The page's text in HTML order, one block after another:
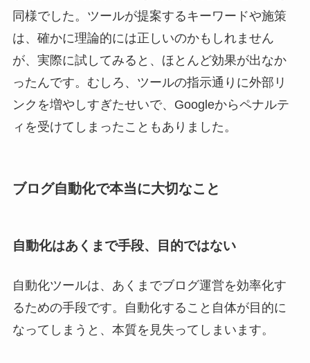
同様でした。ツールが提案するキーワードや施策
は、確かに理論的には正しいのかもしれません
が、実際に試してみると、ほとんど効果が出なか
ったんです。むしろ、ツールの指示通りに外部リ
ンクを増やしすぎたせいで、Googleからペナルテ
ィを受けてしまったこともありました。
ブログ自動化で本当に大切なこと
自動化はあくまで手段、目的ではない
自動化ツールは、あくまでブログ運営を効率化す
るための手段です。自動化すること自体が目的に
なってしまうと、本質を見失ってしまいます。